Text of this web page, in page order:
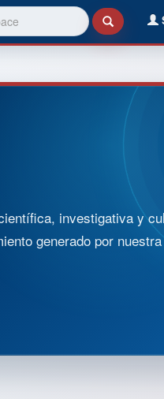
investigativa y
generado por